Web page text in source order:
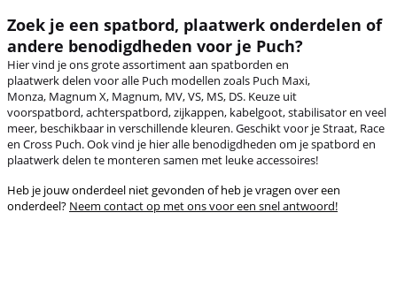
Zoek je een spatbord, plaatwerk onderdelen of
andere benodigdheden voor je Puch?
Hier vind je ons grote assortiment aan spatborden en
plaatwerk delen voor alle Puch modellen zoals Puch Maxi,
Monza, Magnum X, Magnum, MV, VS, MS, DS. Keuze uit
voorspatbord, achterspatbord, zijkappen, kabelgoot, stabilisator en veel
meer, beschikbaar in verschillende kleuren. Geschikt voor je Straat, Race
en Cross Puch. Ook vind je hier alle benodigdheden om je spatbord en
plaatwerk delen te monteren samen met leuke accessoires!
Heb je jouw onderdeel niet gevonden of heb je vragen over een
onderdeel? Neem contact op met ons voor een snel antwoord!